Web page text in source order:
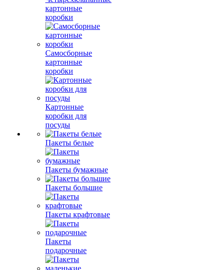
картонные
коробки
Самосборные
картонные
коробки
Картонные
коробки для
посуды
Пакеты белые
Пакеты бумажные
Пакеты большие
Пакеты крафтовые
Пакеты
подарочные